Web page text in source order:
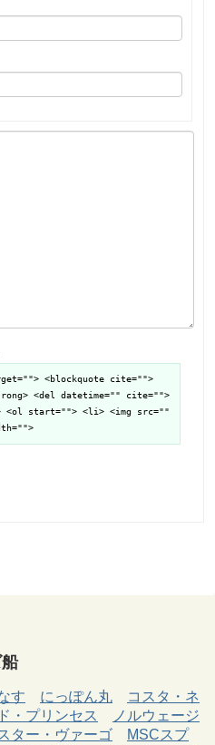
<blockquote cite="">
<del datetime="" cite="">
<ol start=""> <li> <img src=""
す にっぽん丸
コスタ・ネ
・プリンセス
ノルウェージ
ター・ヴァーゴ
MSCスプ